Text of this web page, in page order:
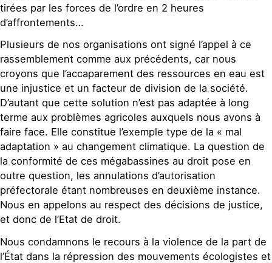
tirées par les forces de l’ordre en 2 heures
d’affrontements…
Plusieurs de nos organisations ont signé l’appel à ce
rassemblement comme aux précédents, car nous
croyons que l’accaparement des ressources en eau est
une injustice et un facteur de division de la société.
D’autant que cette solution n’est pas adaptée à long
terme aux problèmes agricoles auxquels nous avons à
faire face. Elle constitue l’exemple type de la « mal
adaptation » au changement climatique. La question de
la conformité de ces mégabassines au droit pose en
outre question, les annulations d’autorisation
préfectorale étant nombreuses en deuxième instance.
Nous en appelons au respect des décisions de justice,
et donc de l’Etat de droit.
Nous condamnons le recours à la violence de la part de
l’État dans la répression des mouvements écologistes et